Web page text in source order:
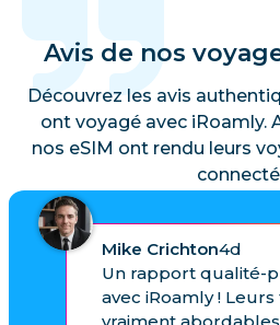
Mike Crichton4d
Un rapport qualité-
avec iRoamly !
Avis de nos
Découvrez les avis
ont voyagé avec iRoamly.
nos eSIM ont rendu leurs